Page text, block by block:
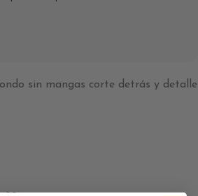
sin mangas corte detrás y detalle